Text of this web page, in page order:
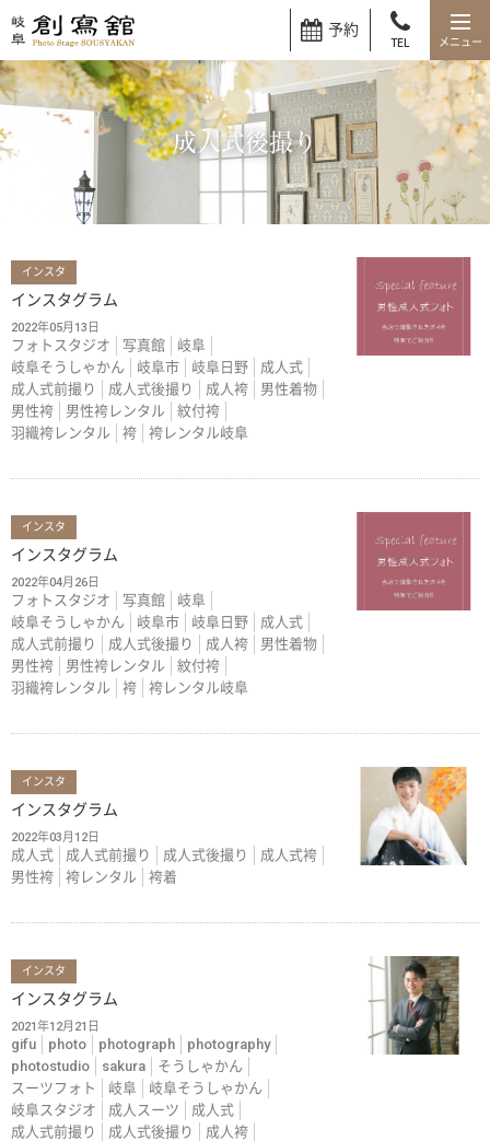
予約
TEL
成人式後撮り
インスタ
インスタグラム
2022年05月13日
フォトスタジオ 写真館
岐阜
岐阜そうしゃかん
岐阜市 岐阜日野
成人式
成人式前撮り
成人式後撮り 成人袴
男性着物
男性袴
男性袴レンタル
紋付袴
羽織袴レンタル
袴 袴レンタル岐阜
インスタ
インスタグラム
2022年04月26日
フォトスタジオ 写真館
岐阜
岐阜そうしゃかん
岐阜市 岐阜日野
成人式
成人式前撮り
成人式後撮り 成人袴
男性着物
男性袴
男性袴レンタル
紋付袴
羽織袴レンタル
袴 袴レンタル岐阜
インスタ
インスタグラム
2022年03月12日
成人式 成人式前撮り 成人式後撮り
成人式袴
男性袴
袴レンタル 袴着
インスタ
インスタグラム
2021年12月21日
gifu photo photograph
photography
photostudio
sakura
そうしゃかん
スーツフォト
岐阜
岐阜そうしゃかん
岐阜スタジオ
成人スーツ
成人式
成人式前撮り
成人式後撮り
成人袴